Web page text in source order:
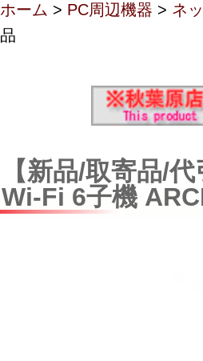
ホーム > PC周辺機器 > ネ
品
【新品/取寄品/
Wi-Fi 6子機